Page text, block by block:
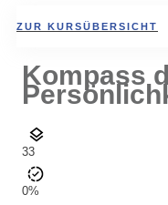
ZUR KURSÜBERSICHT
Kompass
33
0%